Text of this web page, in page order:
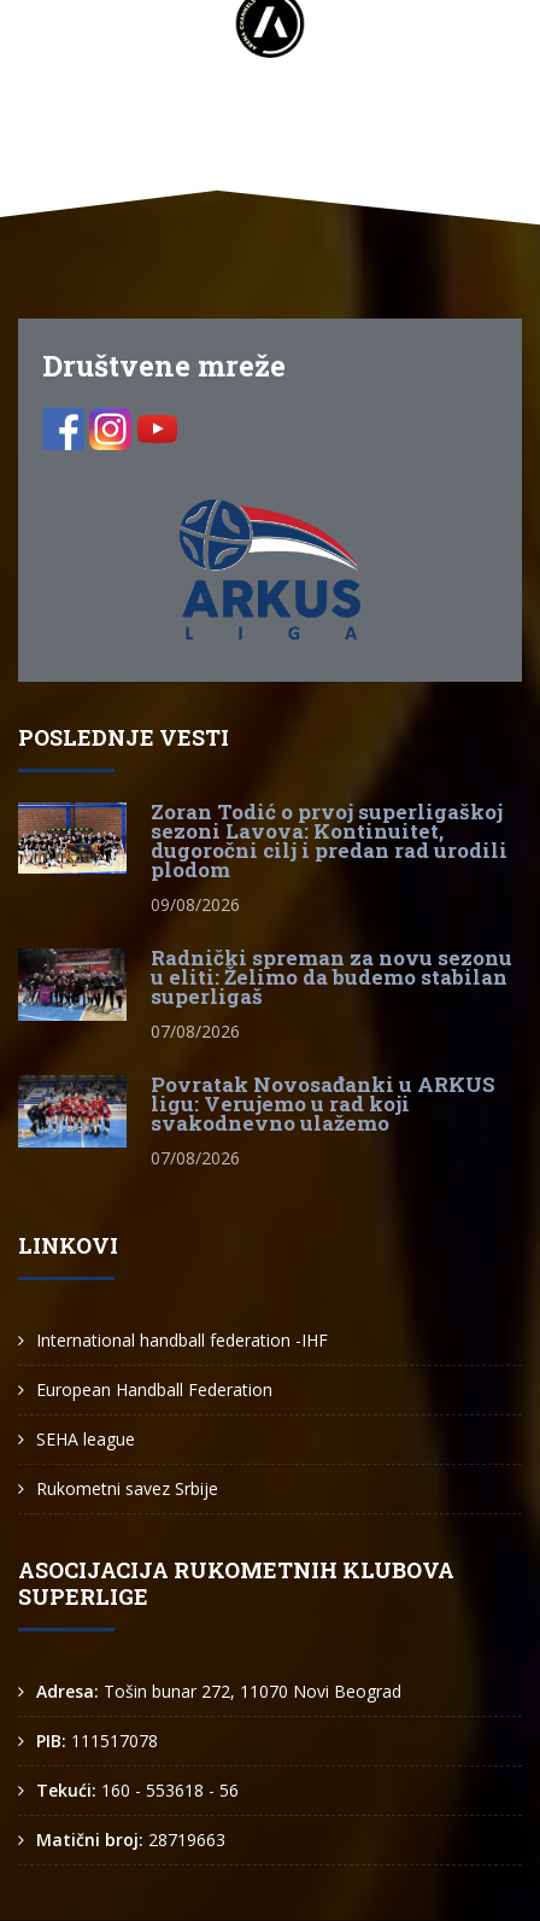
Društvene mreže
POSLEDNJE VESTI
Zoran Todić o prvoj superligaškoj
sezoni Lavova: Kontinuitet,
dugoročni cilj i predan rad urodili
plodom
09/08/2026
Radnički spreman za novu sezonu
u eliti: Želimo da budemo stabilan
superligaš
07/08/2026
Povratak Novosađanki u ARKUS
ligu: Verujemo u rad koji
svakodnevno ulažemo
07/08/2026
LINKOVI
International handball federation -IHF
European Handball Federation
SEHA league
Rukometni savez Srbije
ASOCIJACIJA RUKOMETNIH KLUBOVA
SUPERLIGE
Adresa: Tošin bunar 272, 11070 Novi Beograd
PIB: 111517078
Tekući: 160 - 553618 - 56
Matični broj: 28719663